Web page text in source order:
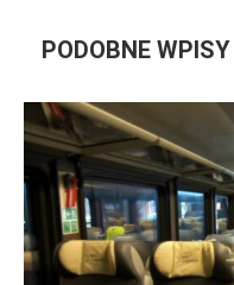
PODOBNE